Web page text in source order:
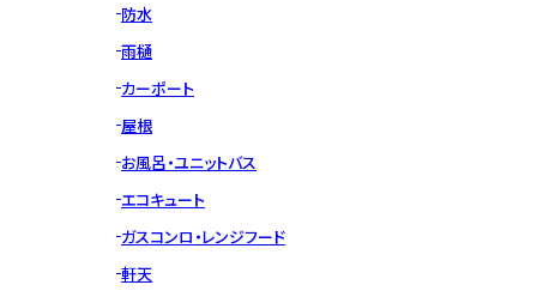
防水
雨樋
カーポート
屋根
お風呂・ユニットバス
エコキュート
ガスコンロ・レンジフード
軒天